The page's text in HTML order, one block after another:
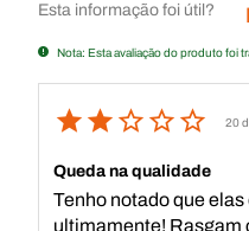
Esta informação foi útil?
Nota: Esta avaliação do produto foi
20
Queda na qualidade
Tenho notado que
ultimamente! Rasgam